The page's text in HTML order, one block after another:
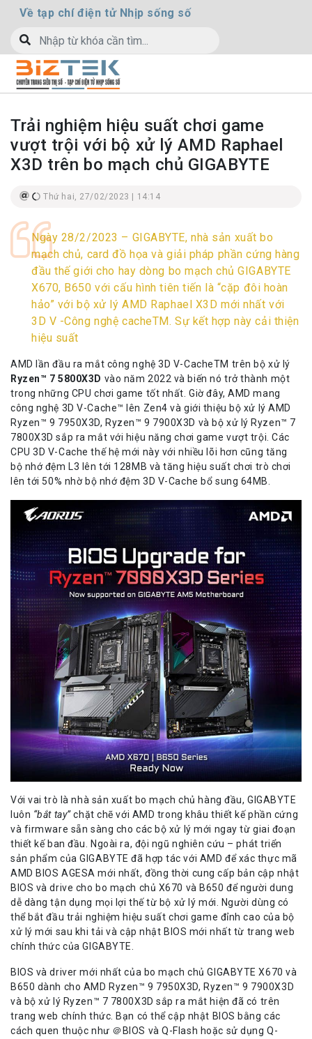
Về tạp chí điện tử Nhịp sống số
Trải nghiệm hiệu suất chơi game
vượt trội với bộ xử lý AMD Raphael
X3D trên bo mạch chủ GIGABYTE
Thứ hai, 27/02/2023 | 14:14
Ngày 28/2/2023 – GIGABYTE, nhà sản xuất bo
mạch chủ, card đồ họa và giải pháp phần cứng hàng
đầu thế giới cho hay dòng bo mạch chủ GIGABYTE
X670, B650 với cấu hình tiên tiến là “cặp đôi hoàn
hảo” với bộ xử lý AMD Raphael X3D mới nhất với
3D V -Công nghệ cacheTM. Sự kết hợp này cải thiện
hiệu suất
AMD lần đầu ra mắt công nghệ 3D V-CacheTM trên bộ xử lý
Ryzen™ 7 5800X3D vào năm 2022 và biến nó trở thành một
trong những CPU chơi game tốt nhất. Giờ đây, AMD mang
công nghệ 3D V-Cache™ lên Zen4 và giới thiệu bộ xử lý AMD
Ryzen™ 9 7950X3D, Ryzen™ 9 7900X3D và bộ xử lý Ryzen™ 7
7800X3D sắp ra mắt với hiệu năng chơi game vượt trội. Các
CPU 3D V-Cache thế hệ mới này với nhiều lõi hơn cũng tăng
bộ nhớ đệm L3 lên tới 128MB và tăng hiệu suất chơi trò chơi
lên tới 50% nhờ bộ nhớ đệm 3D V-Cache bổ sung 64MB.
Với vai trò là nhà sản xuất bo mạch chủ hàng đầu, GIGABYTE
luôn “bắt tay”chặt chẽ với AMD trong khâu thiết kế phần cứng
và firmware sẵn sàng cho các bộ xử lý mới ngay từ giai đoạn
thiết kế ban đầu. Ngoài ra, đội ngũ nghiên cứu – phát triển
sản phẩm của GIGABYTE đã hợp tác với AMD để xác thực mã
AMD BIOS AGESA mới nhất, đồng thời cung cấp bản cập nhật
BIOS và drive cho bo mạch chủ X670 và B650 để người dung
dễ dàng tận dụng mọi lợi thế từ bộ xử lý mới. Người dùng có
thể bắt đầu trải nghiệm hiệu suất chơi game đỉnh cao của bộ
xử lý mới sau khi tải và cập nhật BIOS mới nhất từ trang web
chính thức của GIGABYTE.
BIOS và driver mới nhất của bo mạch chủ GIGABYTE X670 và
B650 dành cho AMD Ryzen™ 9 7950X3D, Ryzen™ 9 7900X3D
và bộ xử lý Ryzen™ 7 7800X3D sắp ra mắt hiện đã có trên
trang web chính thức. Bạn có thể cập nhật BIOS bằng các
cách quen thuộc như ＠BIOS và Q-Flash hoặc sử dụng Q-